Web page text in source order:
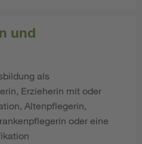
und
als
Erzieherin mit oder
Altenpflegerin,
oder eine